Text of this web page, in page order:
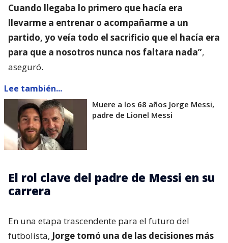
Cuando llegaba lo primero que hacía era
llevarme a entrenar o acompañarme a un
partido, yo veía todo el sacrificio que el hacía era
para que a nosotros nunca nos faltara nada”,
aseguró.
Lee también...
Muere a los 68 años Jorge Messi,
padre de Lionel Messi
El rol clave del padre de Messi en su
carrera
En una etapa trascendente para el futuro del
futbolista, Jorge tomó una de las decisiones más